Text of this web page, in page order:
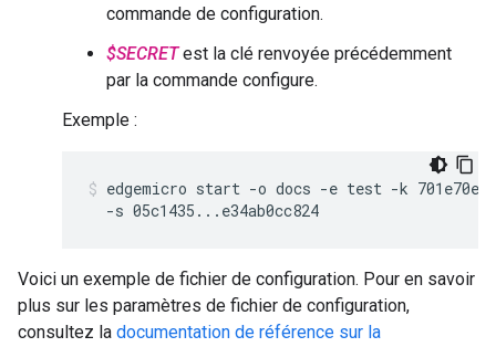
commande de configuration.
$SECRETest la clé renvoyée précédemment
par la commande configure.
Exemple :
edgemicro start -o docs -e test -k
  -s 05c1435...e34ab0cc824
Voici un exemple de fichier de configuration. Pour en savoir
plus sur les paramètres de fichier de configuration,
consultez la documentation de référence sur la